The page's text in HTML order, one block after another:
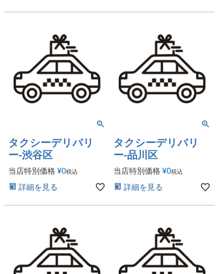
タクシーデリバリ
ー-渋谷区
当店特別価格 ¥0税込
詳細を見る
タクシーデリバリ
ー-品川区
当店特別価格 ¥0税込
詳細を見る